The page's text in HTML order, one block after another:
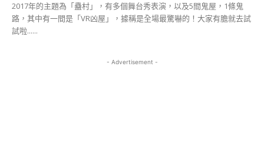
2017年的主題為「蠱村」，有多個舞台秀表演，以及5間鬼屋，1條鬼
路，其中有一間是「VR凶屋」，據稱是全場最驚嚇的！大家有膽就去試
試啦......
- Advertisement -